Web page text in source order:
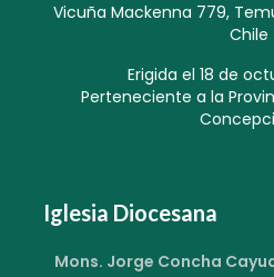
Vicuña Mackenna 779,
Chile
Erigida el 18 de
Perteneciente a la
Iglesia Diocesana
Mons. Jorge Concha